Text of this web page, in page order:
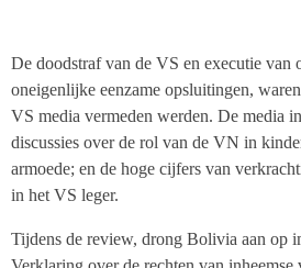
De doodstraf van de VS en executie van
oneigenlijke eenzame opsluitingen,
VS media vermeden werden. De media
discussies over de rol van de VN in
armoede; en de hoge cijfers van
in het VS leger.
Tijdens de review, drong Bolivia aan op